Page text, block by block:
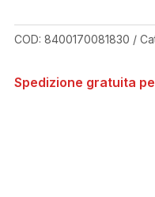
COD: 8400170081830
Spedizione gratuita